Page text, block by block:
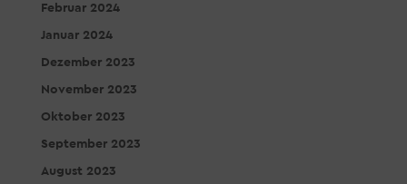
Februar 2024
Januar 2024
Dezember 2023
November 2023
Oktober 2023
September 2023
August 2023